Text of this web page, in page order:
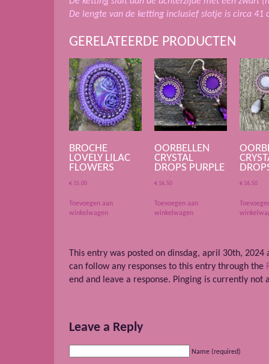
De lengte van de ketting inclusief slotje is circa 41
GERELATEERDE PRODUCTEN
BROCHE
LOVELY LILAC
FLOWERS
€ 15,00
Toevoegen aan
winkelwagen
OORBELLEN
CRYSTAL
DROPS PURPLE
€ 16,50
Toevoegen aan
winkelwagen
€ 16,50
This entry was posted on dinsdag, april 30th,
can follow any responses to this entry through the
end and leave a response. Pinging is currently not
Leave a Reply
Name (required)